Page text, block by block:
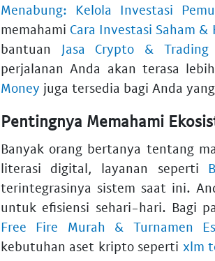
Menabung: Kelola Investasi
memahami Cara Investasi Saham
bantuan Jasa Crypto &
perjalanan Anda akan terasa
Money juga tersedia bagi Anda
Pentingnya Memahami
Banyak orang bertanya tentang
literasi digital, layanan seperti
terintegrasinya sistem saat ini.
untuk efisiensi sehari-hari. Bagi
Free Fire Murah & Turnamen
kebutuhan aset kripto seperti xlm